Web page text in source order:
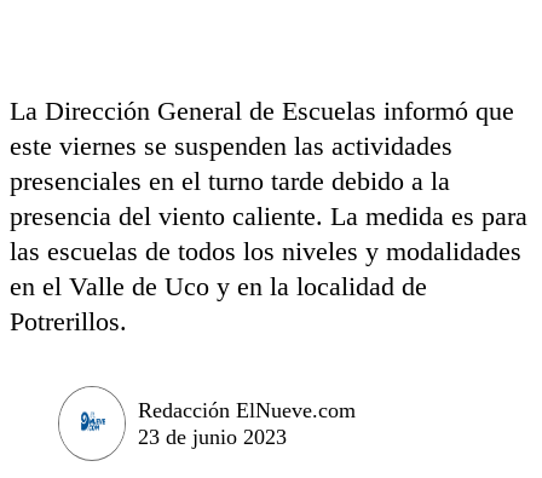
La Dirección General de Escuelas informó que
este viernes se suspenden las actividades
presenciales en el turno tarde debido a la
presencia del viento caliente. La medida es para
las escuelas de todos los niveles y modalidades
en el Valle de Uco y en la localidad de
Potrerillos.
Redacción ElNueve.com
23 de junio 2023